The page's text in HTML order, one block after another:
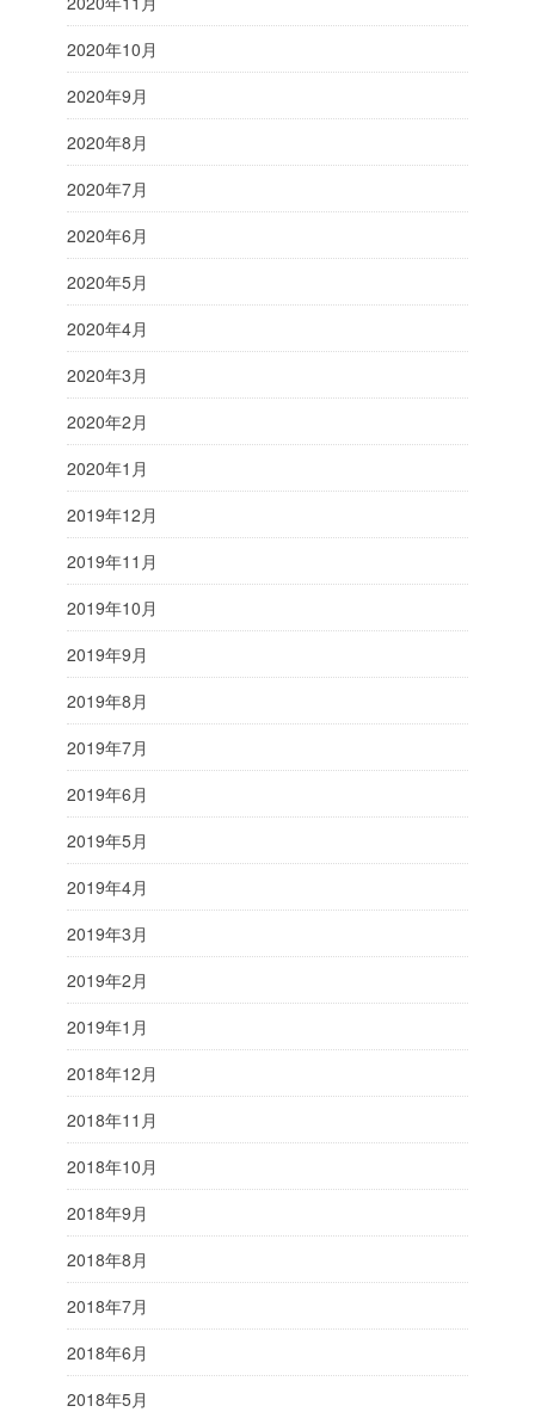
2020年10月
2020年9月
2020年8月
2020年7月
2020年6月
2020年5月
2020年4月
2020年3月
2020年2月
2020年1月
2019年12月
2019年11月
2019年10月
2019年9月
2019年8月
2019年7月
2019年6月
2019年5月
2019年4月
2019年3月
2019年2月
2019年1月
2018年12月
2018年11月
2018年10月
2018年9月
2018年8月
2018年7月
2018年6月
2018年5月